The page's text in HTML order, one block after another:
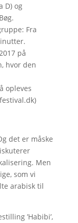
D) og
Fra
på
hvor den
opleves
det er måske
Men
som vi
arabisk til
’Habibi’,